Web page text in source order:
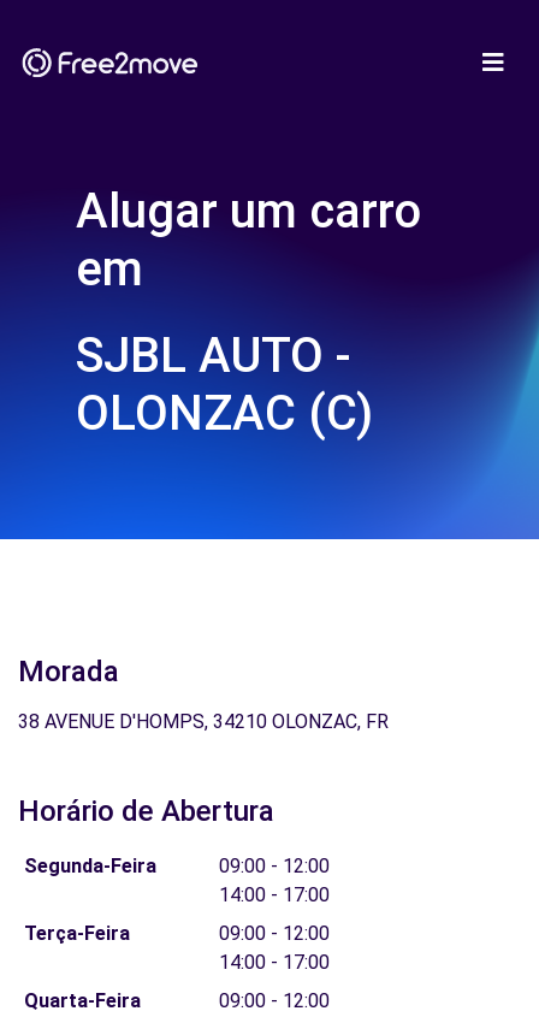
Alugar um carro
em
SJBL AUTO -
OLONZAC (C)
Morada
38 AVENUE D'HOMPS, 34210 OLONZAC, FR
Horário de Abertura
Segunda-Feira
09:00 - 12:00
14:00 - 17:00
Terça-Feira
09:00 - 12:00
14:00 - 17:00
Quarta-Feira
09:00 - 12:00